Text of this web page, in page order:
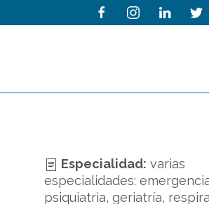
Especialidad: varias
especialidades:
psiquiatria, geriatría,